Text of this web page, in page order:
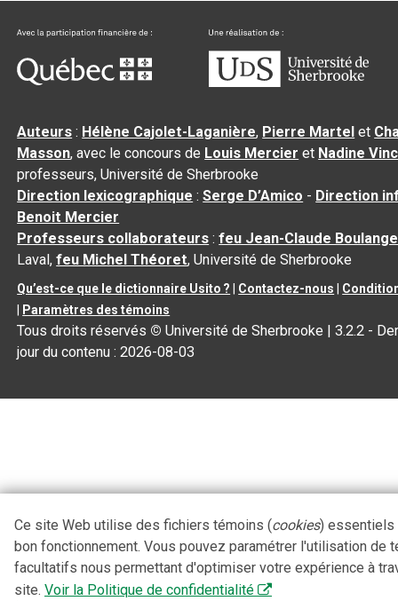
Auteurs : Hélène Cajolet-Laganière, Pierre Martel et
Masson, avec le concours de Louis Mercier et Nadine
professeurs, Université de Sherbrooke
Direction lexicographique :Serge D’Amico - Direction
Benoit Mercier
Professeurs collaborateurs :feu Jean-Claude
Laval,feu Michel Théoret, Université de Sherbrooke
Qu’est-ce que le dictionnaire Usito ? Contactez-nous
Paramètres des témoins
Tous droits réservés © Université de Sherbrooke |3.2.2 -
jour du contenu :2026-08-03
Ce site Web utilise des fichiers témoins (cookies) essentiels
bon fonctionnement. Vous pouvez paramétrer l'utilisation de
facultatifs nous permettant d'optimiser votre expérience à
site. Voir la Politique de confidentialité